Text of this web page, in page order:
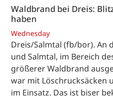
Waldbrand bei Dreis:
haben
Wednesday
Dreis/Salmtal (fb/bor). An
und Salmtal, im Bereich
größerer Waldbrand
war mit Löschrucksäcken
im Einsatz. Das ist biser